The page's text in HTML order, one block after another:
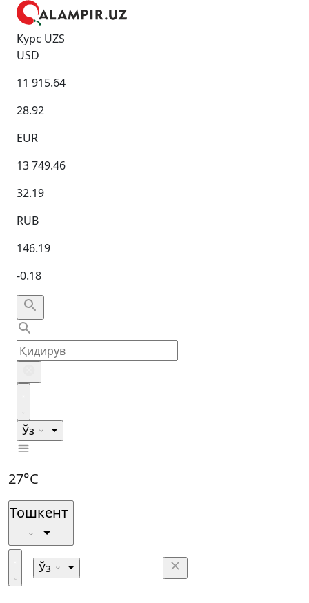
Курс UZS
USD
11 915.64
28.92
EUR
13 749.46
32.19
RUB
146.19
-0.18
Ўз
27°C
Тошкент
Ўз